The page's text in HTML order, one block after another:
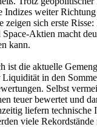
Indizes weiter
zeigen sich erste
Aktien macht
kann.
ist die aktuelle
Liquidität in den
Selbst
teuer bewertet und
liefern technische
viele Rekordstände